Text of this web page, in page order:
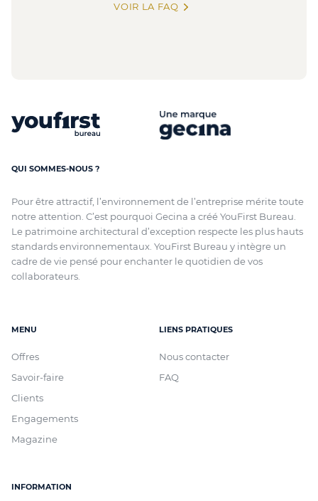
VOIR LA FAQ
QUI SOMMES-NOUS ?
Pour être attractif, l’environnement de l’entreprise mérite toute
notre attention. C’est pourquoi Gecina a créé YouFirst Bureau.
Le patrimoine architectural d’exception respecte les plus hauts
standards environnementaux. YouFirst Bureau y intègre un
cadre de vie pensé pour enchanter le quotidien de vos
collaborateurs.
MENU
Offres
Savoir-faire
Clients
Engagements
Magazine
LIENS PRATIQUES
Nous contacter
FAQ
INFORMATION